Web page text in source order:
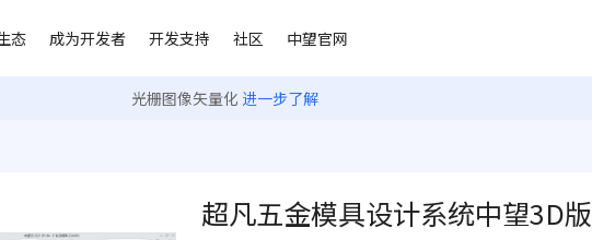
态 成为开发者 开发支持 社区 中望官网
光栅图像矢量化 进一步了解
超凡五金模具设计系统中望3D版